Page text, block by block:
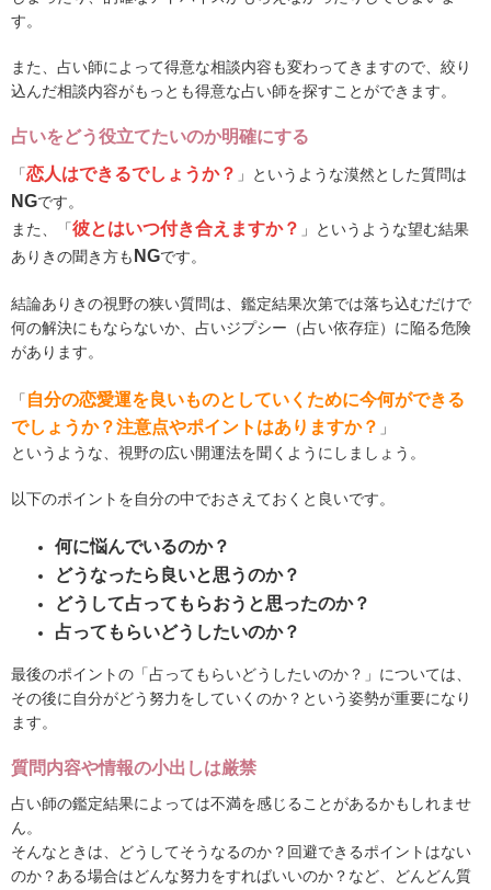
す。
また、占い師によって得意な相談内容も変わってきますので、絞り
込んだ相談内容がもっとも得意な占い師を探すことができます。
占いをどう役立てたいのか明確にする
「恋人はできるでしょうか？ 」というような漠然とした質問は
NGです。
また、「彼とはいつ付き合えますか？ 」というような望む結果
ありきの聞き方も NGです。
結論ありきの視野の狭い質問は、鑑定結果次第では落ち込むだけで
何の解決にもならないか、占いジプシー（占い依存症）に陥る危険
があります。
「 自分の恋愛運を良いものとしていくために今何ができる
でしょうか？注意点やポイントはありますか？ 」
というような、視野の広い開運法を聞くようにしましょう。
以下のポイントを自分の中でおさえておくと良いです。
何に悩んでいるのか？
どうなったら良いと思うのか？
どうして占ってもらおうと思ったのか？
占ってもらいどうしたいのか？
最後のポイントの「占ってもらいどうしたいのか？」については、
その後に自分がどう努力をしていくのか？という姿勢が重要になり
ます。
質問内容や情報の小出しは厳禁
占い師の鑑定結果によっては不満を感じることがあるかもしれませ
ん。
そんなときは、どうしてそうなるのか？回避できるポイントはない
のか？ある場合はどんな努力をすればいいのか？など、どんどん質